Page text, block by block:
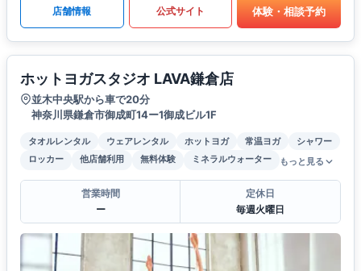
店舗情報 公式サイト 体験・相談予約
ホットヨガスタジオ LAVA鎌倉店
並木中央駅から車で20分
神奈川県鎌倉市御成町14ー1御成ビル1F
タオルレンタル ウェアレンタル ホットヨガ 常温ヨガ
シャワー
ロッカー
他店舗利用 無料体験 ミネラルウォーター もっと見る
営業時間
ー
定休日
毎週火曜日